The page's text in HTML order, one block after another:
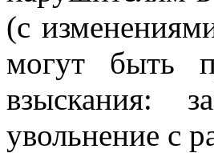
(с
могут быть
взыскания:
увольнение с